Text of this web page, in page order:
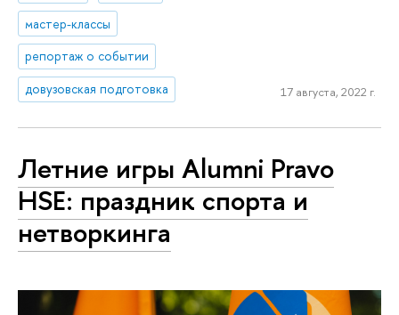
мастер-классы
репортаж о событии
довузовская подготовка
17 августа, 2022 г.
Летние игры Alumni Pravo
HSE: праздник спорта и
нетворкинга